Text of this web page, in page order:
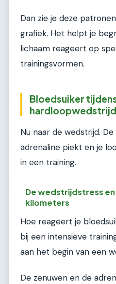
Dan zie je deze
grafiek. Het helpt je
lichaam reageert op
trainingsvormen.
Bloedsuiker
hardloopwedstrijd
Nu naar de wedstrijd.
adrenaline piekt en je
in een training.
De wedstrijdstress
kilometers
Hoe reageert je
bij een intensieve
aan het begin van een
De zenuwen en de